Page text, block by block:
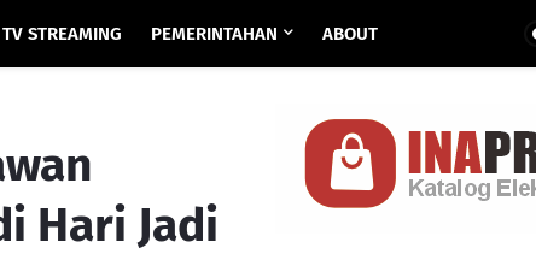
TV STREAMING PEMERINTAHAN ABOUT
Hari Jadi